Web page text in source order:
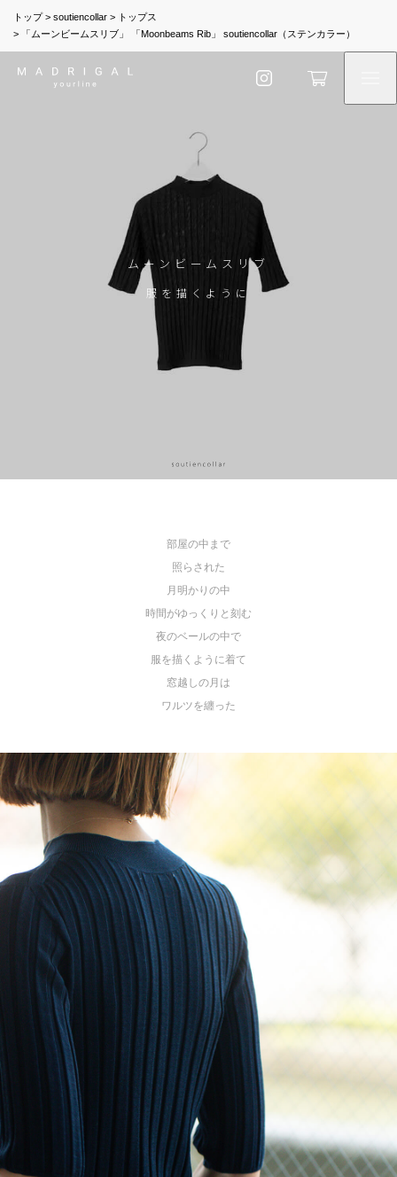
トップ soutiencollar
トップス
「ムーンビームスリブ」 「Moonbeams Rib」 soutiencollar（ステンカラー）
ムーンビームスリブ
服を描くように
部屋の中まで
照らされた
月明かりの中
時間がゆっくりと刻む
夜のベールの中で
服を描くように着て
窓越しの月は
ワルツを纏った